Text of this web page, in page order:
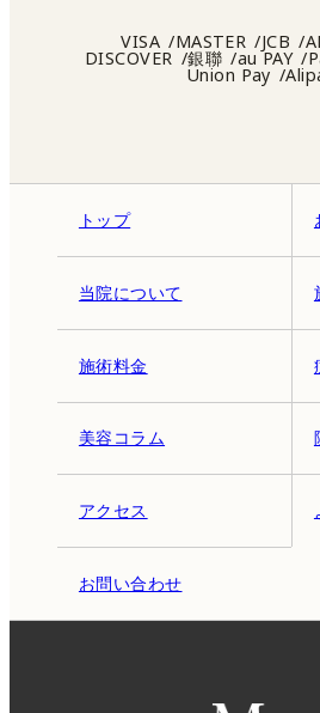
トップ
当院について
施術料金
美容コラム
アクセス
お問い合わせ
VISA MASTER JCB
DISCOVER 銀聯 au PAY
Union Pay